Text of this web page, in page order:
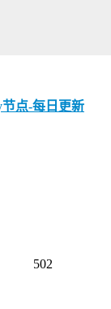
点-每日更新
502